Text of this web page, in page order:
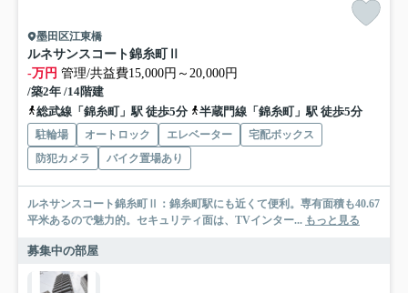
墨田区江東橋
ルネサンスコート錦糸町Ⅱ
-万円 管理/共益費15,000円～20,000円
/築2年 /14階建
総武線「錦糸町」駅 徒歩5分
半蔵門線「錦糸町」駅 徒歩5分
駐輪場 オートロック エレベーター
宅配ボックス
防犯カメラ
バイク置場あり
ルネサンスコート錦糸町Ⅱ：錦糸町駅にも近くて便利。専有面積も40.67
平米あるので魅力的。セキュリティ面は、TVインター... もっと見る
募集中の部屋